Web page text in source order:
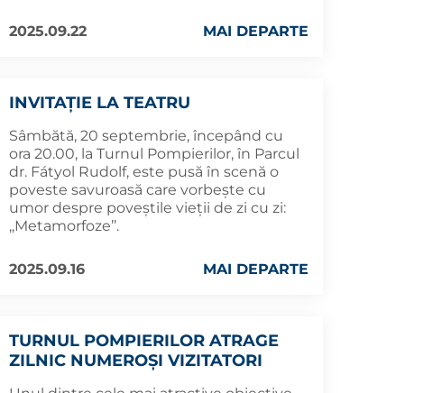
2025.09.22 MAI DEPARTE
INVITAȚIE LA TEATRU
Sâmbătă, 20 septembrie, începând cu
ora 20.00, la Turnul Pompierilor, în Parcul
dr. Fátyol Rudolf, este pusă în scenă o
poveste savuroasă care vorbește cu
umor despre poveștile vieții de zi cu zi:
,,Metamorfoze’’.
2025.09.16 MAI DEPARTE
TURNUL POMPIERILOR ATRAGE
ZILNIC NUMEROȘI VIZITATORI